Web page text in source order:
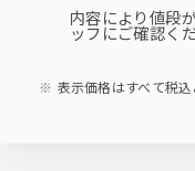
内容により値段
ッフにご確認く
表示価格はすべて税込